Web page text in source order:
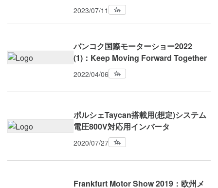
2023/07/11
バンコク国際モーターショー2022
(1)：Keep Moving Forward Together
2022/04/06
ポルシェTaycan搭載用(想定)システム
電圧800V対応用インバータ
2020/07/27
Frankfurt Motor Show 2019：欧州メ